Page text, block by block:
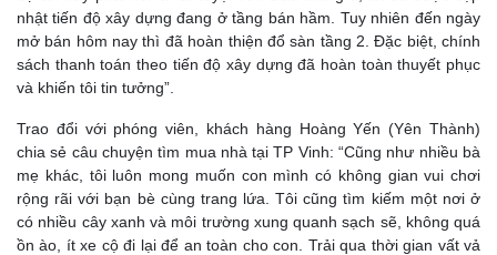
nhật tiến độ xây dựng đang ở tầng bán hầm. Tuy nhiên đến ngày
mở bán hôm nay thì đã hoàn thiện đổ sàn tầng 2. Đặc biệt, chính
sách thanh toán theo tiến độ xây dựng đã hoàn toàn thuyết phục
và khiến tôi tin tưởng”.
Trao đổi với phóng viên, khách hàng Hoàng Yến (Yên Thành)
chia sẻ câu chuyện tìm mua nhà tại TP Vinh: “Cũng như nhiều bà
mẹ khác, tôi luôn mong muốn con mình có không gian vui chơi
rộng rãi với bạn bè cùng trang lứa. Tôi cũng tìm kiếm một nơi ở
có nhiều cây xanh và môi trường xung quanh sạch sẽ, không quá
ồn ào, ít xe cộ đi lại để an toàn cho con. Trải qua thời gian vất vả